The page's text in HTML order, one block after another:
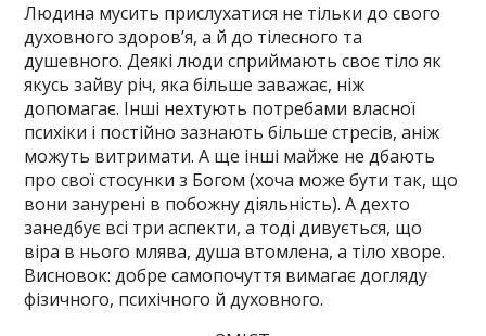
Людина мусить прислухатися не тільки до свого
духовного здоров’я, а й до тілесного та
душевного. Деякі люди сприймають своє тіло як
якусь зайву річ, яка більше заважає, ніж
допомагає. Інші нехтують потребами власної
психіки і постійно зазнають більше стресів, аніж
можуть витримати. А ще інші майже не дбають
про свої стосунки з Богом (хоча може бути так, що
вони занурені в побожну діяльність). А дехто
занедбує всі три аспекти, а тоді дивується, що
віра в нього млява, душа втомлена, а тіло хворе.
Висновок: добре самопочуття вимагає догляду
фізичного, психічного й духовного.